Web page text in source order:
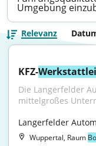
Umgebung
Relevanz
KFZ-
Die Langerfelder
mittelgroßes
Langerfelder
Wuppertal, Raum